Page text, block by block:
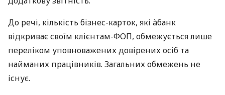
До речі, кількість бізнес-карток, які àбанк
відкриває своїм клієнтам-ФОП, обмежується лише
переліком уповноважених довірених осіб та
найманих працівників. Загальних обмежень не
існує.